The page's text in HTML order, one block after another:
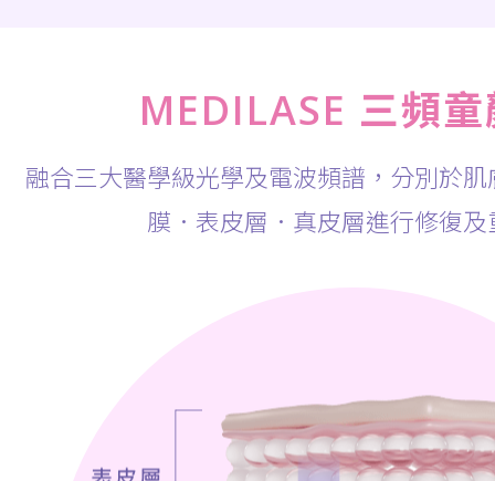
MEDILASE 三頻
融合三大醫學級光學及電波頻譜，分別於
膜．表皮層．真皮層進行修復及